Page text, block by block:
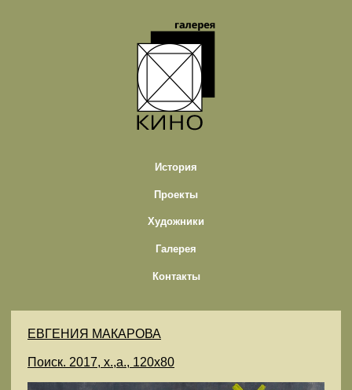
История
Проекты
Художники
Галерея
Контакты
ЕВГЕНИЯ МАКАРОВА
Поиск. 2017, х.,а., 120х80